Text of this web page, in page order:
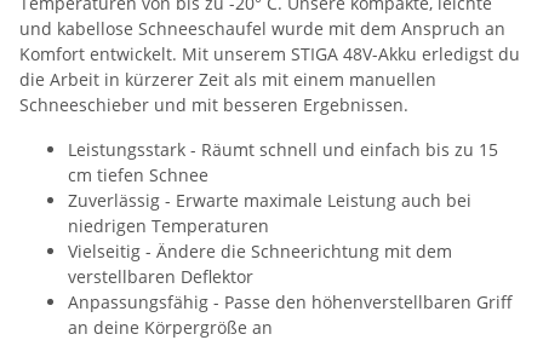
und kabellose Schneeschaufel wurde mit dem Anspruch an
Komfort entwickelt. Mit unserem STIGA 48V-Akku erledigst du
die Arbeit in kürzerer Zeit als mit einem manuellen
Schneeschieber und mit besseren Ergebnissen.
Leistungsstark - Räumt schnell und einfach bis zu 15
cm tiefen Schnee
Zuverlässig - Erwarte maximale Leistung auch bei
niedrigen Temperaturen
Vielseitig - Ändere die Schneerichtung mit dem
verstellbaren Deflektor
Anpassungsfähig - Passe den höhenverstellbaren Griff
an deine Körpergröße an